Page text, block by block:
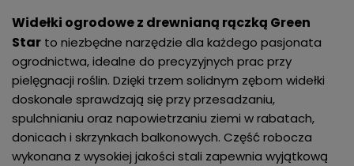
Widełki ogrodowe z drewnianą rączką Green
Star to niezbędne narzędzie dla każdego pasjonata
ogrodnictwa, idealne do precyzyjnych prac przy
pielęgnacji roślin. Dzięki trzem solidnym zębom widełki
doskonale sprawdzają się przy przesadzaniu,
spulchnianiu oraz napowietrzaniu ziemi w rabatach,
donicach i skrzynkach balkonowych. Część robocza
wykonana z wysokiej jakości stali zapewnia wyjątkową